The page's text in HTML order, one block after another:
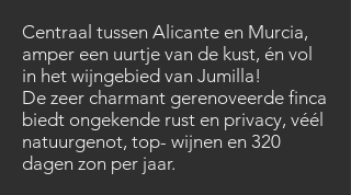
Centraal tussen Alicante en Murcia,
amper een uurtje van de kust, én vol
in het wijngebied van Jumilla!
De zeer charmant gerenoveerde finca
biedt ongekende rust en privacy, véél
natuurgenot, top- wijnen en 320
dagen zon per jaar.